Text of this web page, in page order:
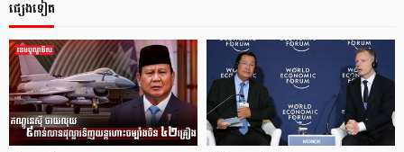
ផ្សេងទៀត